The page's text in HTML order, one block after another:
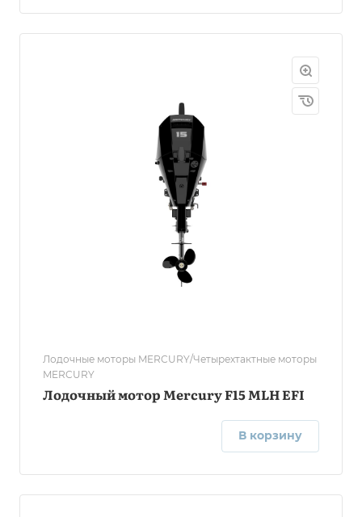
Лодочные моторы MERCURY/Четырехтактные моторы
MERCURY
Лодочный мотор Mercury F15 MLH EFI
В корзину